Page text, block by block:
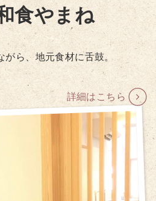
食やまね
がら、地元食材に舌鼓。
詳細はこちら